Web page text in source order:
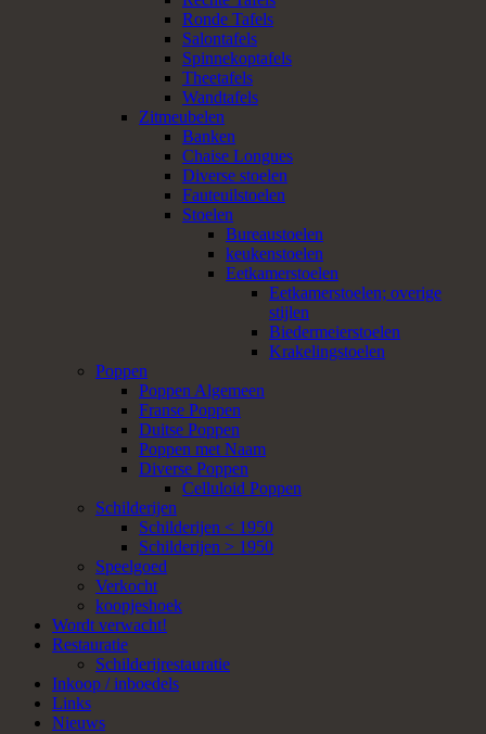
Ronde Tafels
Salontafels
Spinnekoptafels
Theetafels
Wandtafels
Zitmeubelen
Banken
Chaise Longues
Diverse stoelen
Fauteuilstoelen
Stoelen
Bureaustoelen
keukenstoelen
Eetkamerstoelen
Eetkamerstoelen; overige
stijlen
Biedermeierstoelen
Krakelingstoelen
Poppen
Poppen Algemeen
Franse Poppen
Duitse Poppen
Poppen met Naam
Diverse Poppen
Celluloid Poppen
Schilderijen
Schilderijen < 1950
Schilderijen > 1950
Speelgoed
Verkocht
koopjeshoek
Wordt verwacht!
Restauratie
Schilderijrestauratie
Inkoop / inboedels
Links
Nieuws